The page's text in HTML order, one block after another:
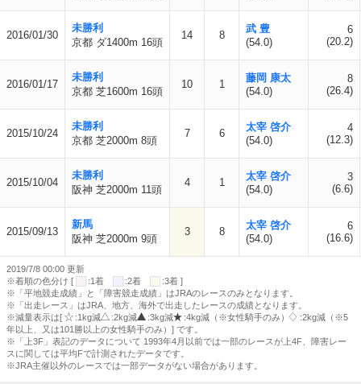
2016/01/30
未勝利
京都 ダ1400m 16頭
14 8
武 豊
(54.0)
6
(20.2)
2016/01/17
未勝利
京都 芝1600m 16頭
10 1
藤岡 康太
(54.0)
8
(26.4)
2015/10/24
未勝利
京都 芝2000m 8頭
7 6
太宰 啓介
(54.0)
4
(12.3)
2015/10/04
未勝利
阪神 芝2000m 11頭
4 1
太宰 啓介
(54.0)
3
(6.6)
2015/09/13
新馬
阪神 芝2000m 9頭
3 8
太宰 啓介
(54.0)
6
(16.6)
2019/7/8 00:00 更新
※着順の色分け [
:1着 :2着
:3着 ]
※「平地競走成績」と「障害競走成績」はJRAのレースのみとなります。
※「出走レース」はJRA、地方、海外で出走したレースの成績となります。
※減量表示は[
:1kg減 :2kg減 :3kg減 :4kg減（※女性騎手のみ）
:2kg減（※5
年以上、又は101勝以上の女性騎手のみ）] です。
※「上3F」表記のデータについて 1993年4月以前では一部のレースが上4F、障害レー
スに関しては平均Fで計測されたデータです。
※JRA主催以外のレースでは一部データがない場合があります。